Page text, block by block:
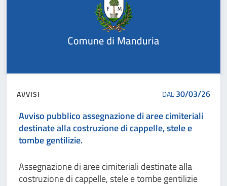
AVVISI DAL30/03/26
Avviso pubblico assegnazione di aree cimiteriali
destinate alla costruzione di cappelle, stele e
tombe gentilizie.
Assegnazione di aree cimiteriali destinate alla
costruzione di cappelle, stele e tombe gentilizie